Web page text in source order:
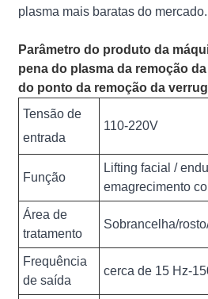
plasma mais baratas do mercado.
Parâmetro do produto da
pena do plasma da remoção
do ponto da remoção da
Tensão de
entrada
110-220V
Função
Lifting facial /
emagrecimento
Área de
tratamento
Sobrancelha/
Frequência
de saída
cerca de 15 Hz-